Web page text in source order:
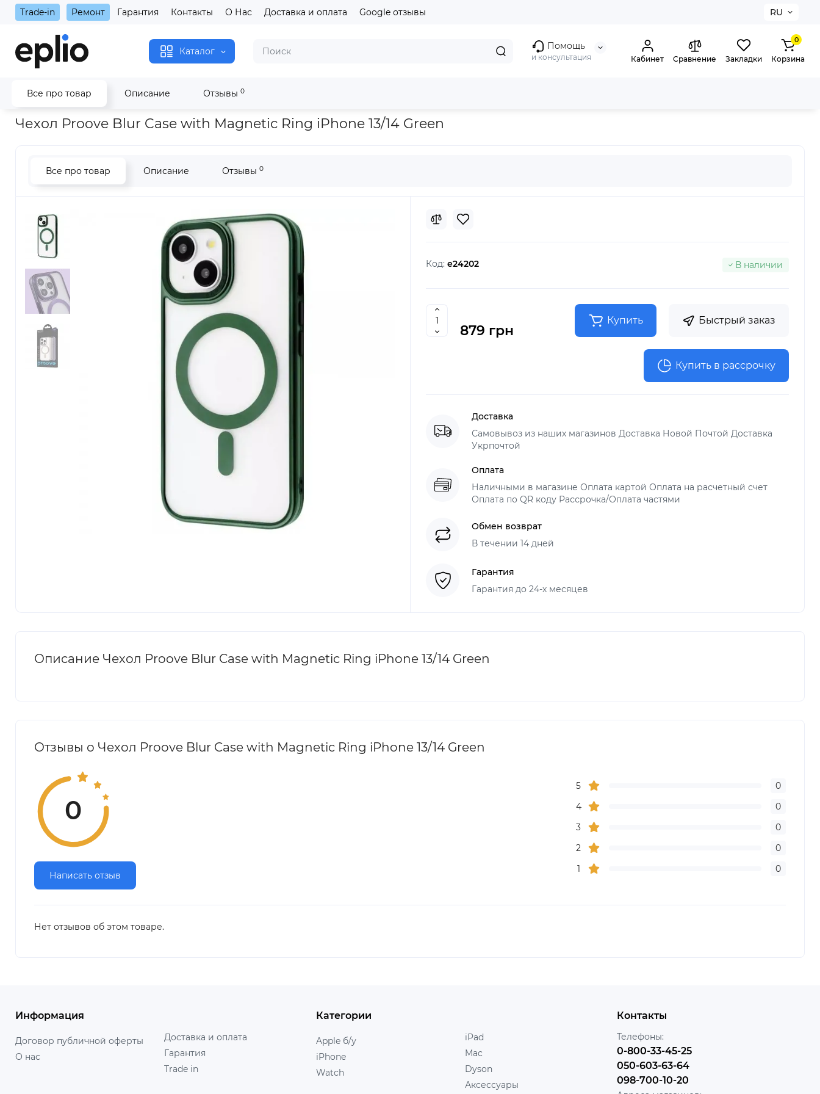
Trade-in Ремонт Гарантия Контакты О Нас Доставка и оплата Google отзывы RU
Каталог Помощь
и консультация Кабинет Сравнение Закладки
0
Корзина
Все про товар Описание Отзывы 0
Главная Чехол Proove Blur Case with Magnetic Ring iPhone 13/14 Green
Чехол Proove Blur Case with Magnetic Ring iPhone 13/14 Green
Все про товар Описание Отзывы 0
Код: e24202 В наличии
879 грн
Купить Быстрый заказ
Купить в рассрочку
Доставка
Самовывоз из наших магазинов Доставка Новой Почтой Доставка
Укрпочтой
Оплата
Наличными в магазине Оплата картой Оплата на расчетный счет
Оплата по QR коду Рассрочка/Оплата частями
Обмен возврат
В течении 14 дней
Гарантия
Гарантия до 24-х месяцев
Описание Чехол Proove Blur Case with Magnetic Ring iPhone 13/14 Green
Отзывы о Чехол Proove Blur Case with Magnetic Ring iPhone 13/14 Green
0
Написать отзыв
5
0
4
0
3
0
2
0
1
0
Нет отзывов об этом товаре.
Информация
Договор публичной оферты
О нас
Доставка и оплата
Гарантия
Trade in
Категории
Apple б/у
iPhone
Watch
iPad
Mac
Dyson
Аксессуары
Контакты
Телефоны:
0-800-33-45-25
050-603-63-64
098-700-10-20